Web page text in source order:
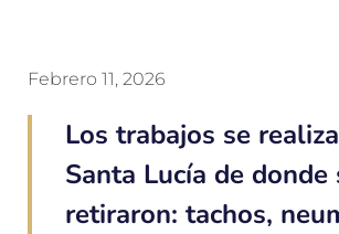
Febrero 11, 2026
Los trabajos se
Santa Lucía de donde
retiraron: tachos,